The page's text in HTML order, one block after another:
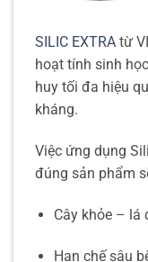
SILIC EXTRA từ
hoạt tính sinh
huy tối đa hiệu
kháng.
Việc ứng dụng
đúng sản phẩm
Cây khỏe – lá
Hạn chế sâu